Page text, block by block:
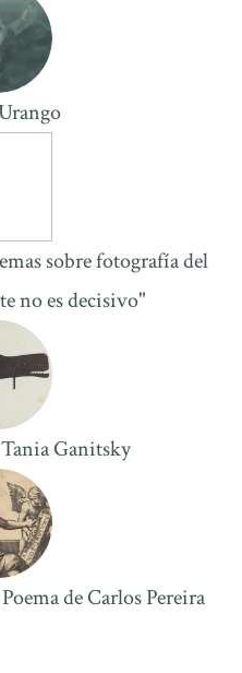
sobre fotografía del
no es decisivo"
Ganitsky
de Carlos Pereira